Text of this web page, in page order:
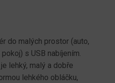
do malých prostor (auto,
s USB nabíjením.
lehký, malý a dobře
lehkého obláčku,